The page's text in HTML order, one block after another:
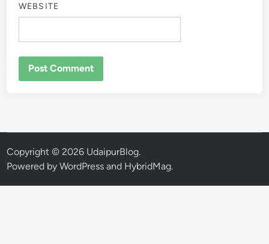
WEBSITE
Copyright © 2026 UdaipurBlog.
Powered byWordPress and HybridMag.